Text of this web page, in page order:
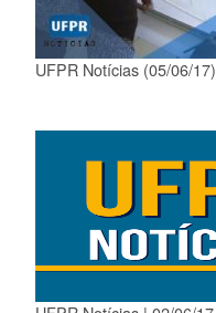
UFPR Notícias (05/06/17)